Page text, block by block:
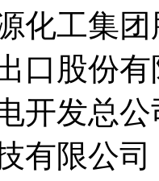
化工集
口股份
开发总公
有限公司